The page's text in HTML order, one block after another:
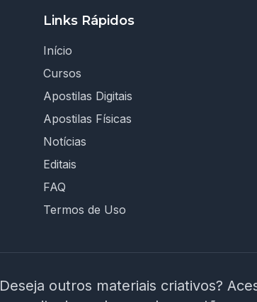
Links Rápidos
Início
Cursos
Apostilas Digitais
Apostilas Físicas
Notícias
Editais
FAQ
Termos de Uso
Deseja outros materiais criativos?